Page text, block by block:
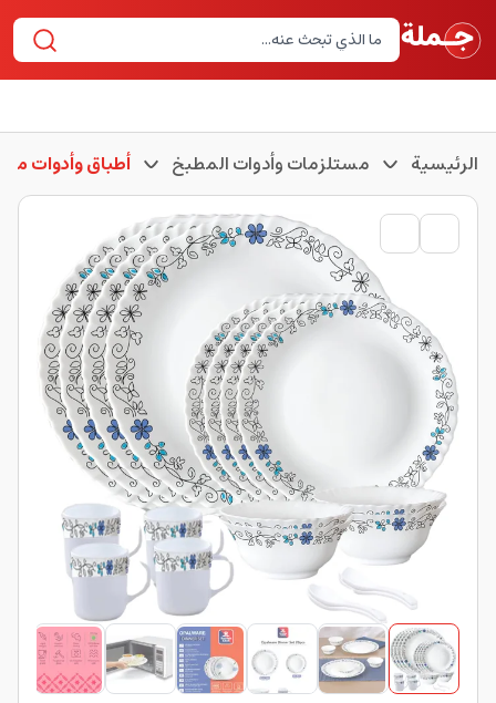
الرئيسية مستلزمات وأدوات المطبخ أطباق وأدوات